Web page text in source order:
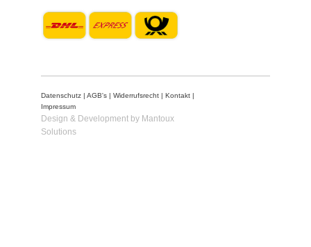
Datenschutz AGB's Widerrufsrecht Kontakt
Impressum
Design & Development by Mantoux
Solutions